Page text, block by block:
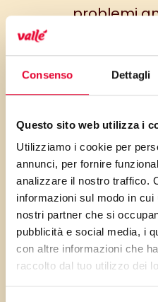
Consenso Dettagli
Questo sito web utilizza i
Utilizziamo i cookie per
annunci, per fornire
analizzare il nostro traffico.
informazioni sul modo in
nostri partner che si
pubblicità e social media, i
con altre informazioni che
raccolto dal tuo utilizzo dei
problemi
soprattutto in
tanto vale
preparare
conservare in
latta
accogliere
come